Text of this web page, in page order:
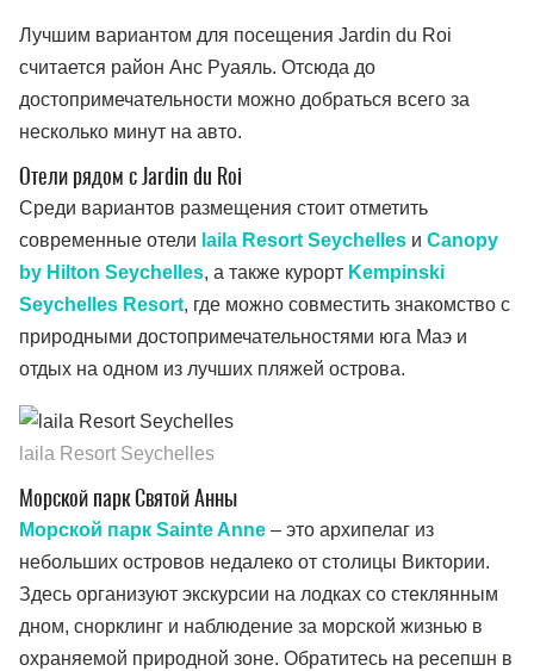
Лучшим вариантом для посещения Jardin du Roi
считается район Анс Руаяль. Отсюда до
достопримечательности можно добраться всего за
несколько минут на авто.
Отели рядом с Jardin du Roi
Среди вариантов размещения стоит отметить
современные отели laila Resort Seychelles и Canopy
by Hilton Seychelles, а также курорт Kempinski
Seychelles Resort, где можно совместить знакомство с
природными достопримечательностями юга Маэ и
отдых на одном из лучших пляжей острова.
laila Resort Seychelles
Морской парк Святой Анны
Морской парк Sainte Anne – это архипелаг из
небольших островов недалеко от столицы Виктории.
Здесь организуют экскурсии на лодках со стеклянным
дном, снорклинг и наблюдение за морской жизнью в
охраняемой природной зоне. Обратитесь на ресепшн в